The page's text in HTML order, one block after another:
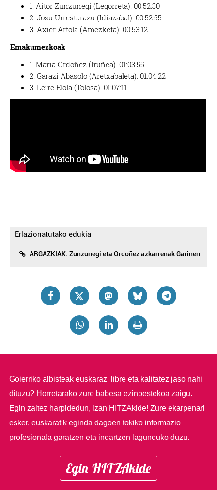
1. Aitor Zunzunegi (Legorreta). 00:52:30
2. Josu Urrestarazu (Idiazabal). 00:52:55
3. Axier Artola (Amezketa): 00:53:12
Emakumezkoak
1. Maria Ordoñez (Iruñea). 01:03:55
2. Garazi Abasolo (Aretxabaleta). 01:04:22
3. Leire Elola (Tolosa). 01:07:11
Erlazionatutako edukia
ARGAZKIAK. Zunzunegi eta Ordoñez azkarrenak Garinen
Goierriko albisteak euskaraz, libre eta kalitatez jaso nahi
dituzu? Horretarako zure babesa ezinbestekoa zaigu.
Egin zaitez harpidedun, izan HITZAkide!Zure ekarpenari
esker, euskaratik eginda dagoen tokiko informazio
profesionala garatzen eta indartzen lagunduko duzu.
Egin HITZAkide